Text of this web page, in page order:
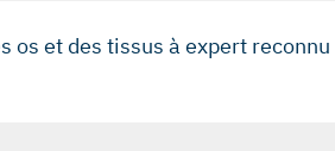
os et des tissus à expert